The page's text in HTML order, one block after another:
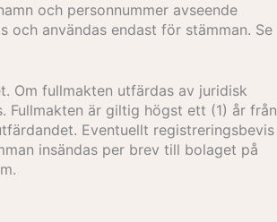
och personnummer avseende
användas endast för stämman. Se
Om fullmakten utfärdas av juridisk
Fullmakten är giltig högst ett (1) år från
Eventuellt registreringsbevis
insändas per brev till bolaget på